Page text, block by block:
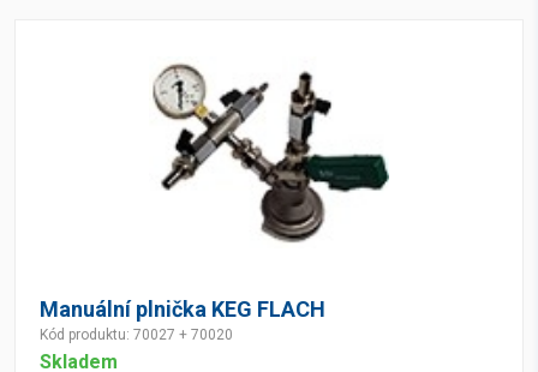
Manuální plnička KEG FLACH
Kód produktu: 70027 + 70020
Skladem